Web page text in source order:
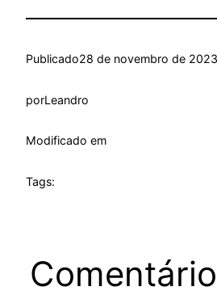
Publicado28 de novembro de 2023
porLeandro
Modificado em
Tags: